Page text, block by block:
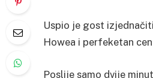
Uspio je gost
Howea i perfeketan
Poslije samo dvije